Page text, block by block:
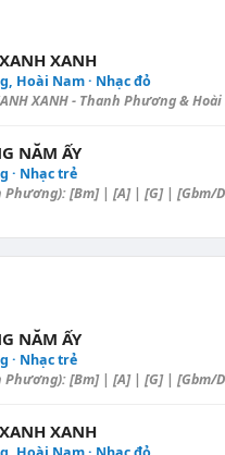
XANH
Hoài Nam · Nhạc đỏ
XANH - Thanh Phương &
NĂM ẤY
· Nhạc trẻ
Phương): [Bm] | [A] | [G] | [Gbm/
NĂM ẤY
· Nhạc trẻ
Phương): [Bm] | [A] | [G] | [Gbm/
XANH